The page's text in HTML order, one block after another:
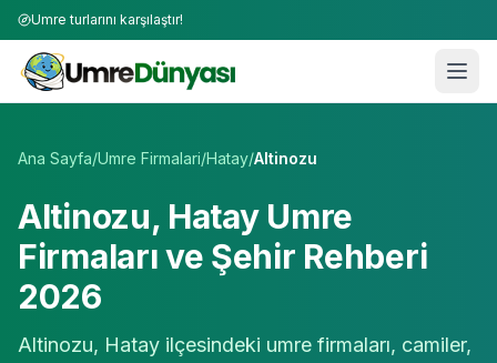
Umre turlarını karşılaştır!
Ana Sayfa/Umre Firmalari/Hatay/Altinozu
Altinozu, HatayUmre
Firmaları ve Şehir Rehberi
2026
Altinozu, Hatay ilçesindeki umre firmaları, camiler,